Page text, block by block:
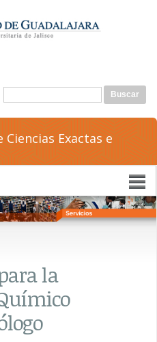
Formulario de búsqueda
Buscar
Exactas e
la